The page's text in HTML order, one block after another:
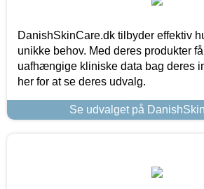
DanishSkinCare.dk tilbyder effektiv
unikke behov. Med deres produkter
uafhængige kliniske data bag deres
her for at se deres udvalg.
Se udvalget på